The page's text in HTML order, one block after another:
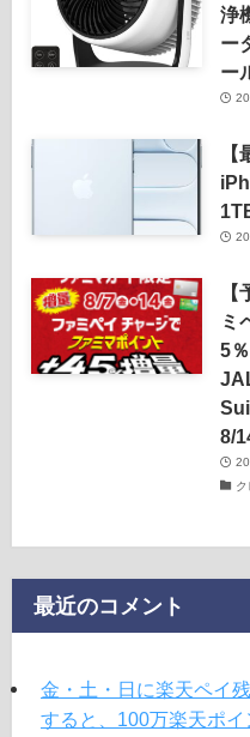
浄
ー
ー
ミ
5
8/
最近のコメント
金・土・日に楽天ペイ
すると、100万楽天ポイ